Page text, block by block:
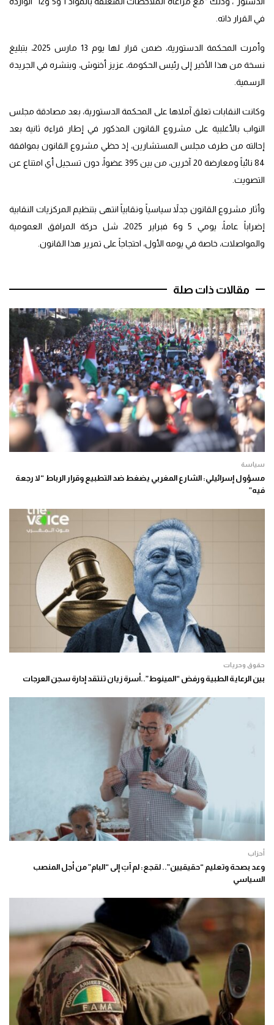
في القرار ذاته.
وأمرت المحكمة الدستورية، ضمن قرار لها يوم 13 مارس 2025، بتبليغ
نسخة من هذا الأخير إلى رئيس الحكومة، عزيز أخنوش، وبنشره في الجريدة
الرسمية.
وكانت النقابات تعلق آملاها على المحكمة الدستورية، بعد مصادقة مجلس
النواب بالأغلبية على مشروع القانون المذكور في إطار قراءة ثانية بعد
إحالته من طرف مجلس المستشارين، إذ حظي مشروع القانون بموافقة
84 نائباً ومعارضة 20 آخرين، من بين 395 عضواً، دون تسجيل أي امتناع عن
التصويت.
وأثار مشروع القانون جدلاً سياسياً ونقابياً انتهى بتنظيم المركزيات النقابية
إضراباً عاماً، يومي 5 و6 فبراير 2025، شل حركة المرافق العمومية
والمواصلات، خاصة في يومه الأول، احتجاجاً على تمرير هذا القانون.
مقالات ذات صلة
سياسة
مسؤول إسرائيلي: الشارع المغربي يضغط ضد التطبيع وقرار الرباط “لا رجعة
فيه”
حقوق وحريات
بين الرعاية الطبية ورفض “المينوط”..أسرة زيان تنتقد إدارة سجن العرجات
أحزاب
وعد بصحة وتعليم “حقيقيين”.. لقجع: لم آتِ إلى “البام” من أجل المنصب
السياسي